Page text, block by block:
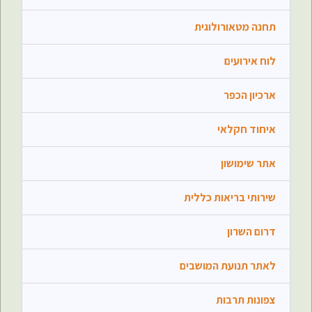
תחנה מטאורולוגית
לוח אירועים
ארכיון הכפר
איחוד חקלאי
אתר שימושון
שירותי בריאות כללית
דרום השרון
לאתר תנועת המושבים
צפונות תרבות
טקס פתיחת הפעילות של הנוער. כולם מוזמנים
26/09/2024
בשבת הקרובה, נתכנס במגרש הכדורגל לטקס פתיחת שנת
הפעילות בבית צחי.
ארועים לזכר האסון בשביעי לאוקטובר
23/09/2024
במלאות שנה ל-7.10 נציין את אירועי אוקטובר בשני מפגשים: